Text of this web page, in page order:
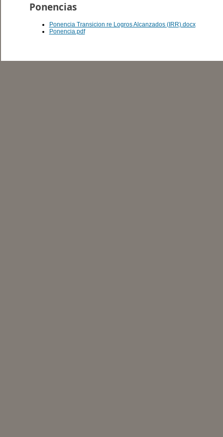
Ponencias
Ponencia Transicion re Logros Alcanzados (IRR).docx
Ponencia.pdf